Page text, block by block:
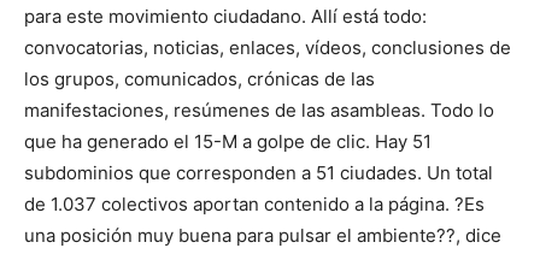
para este movimiento ciudadano. Allí está todo:
convocatorias, noticias, enlaces, vídeos, conclusiones de
los grupos, comunicados, crónicas de las
manifestaciones, resúmenes de las asambleas. Todo lo
que ha generado el 15-M a golpe de clic. Hay 51
subdominios que corresponden a 51 ciudades. Un total
de 1.037 colectivos aportan contenido a la página. ?Es
una posición muy buena para pulsar el ambiente??, dice